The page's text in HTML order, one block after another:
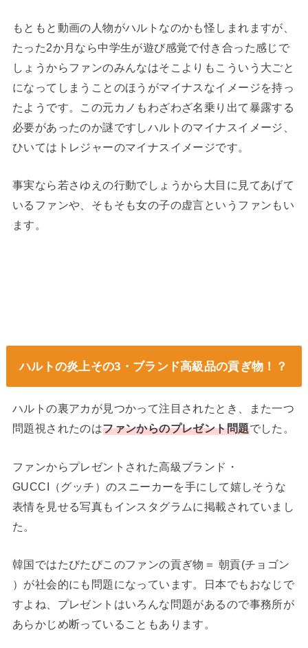
もともと動画の人物がハルトなのかも怪しまれますが、
たった2か月なら中学生が遊び感覚で付き合った感じで
しょうからファンのみんなはそこよりもこういう大ごと
になってしまうことのほうがマイナスなイメージを持っ
たようです。この元カノもわざわざ名乗り出て暴露する
必要があったのか謎ですしハルトのマイナスイメージ、
ひいてはトレジャーのマイナスイメージです。
事実なら若さゆえの行動でしょうから大目に見てあげて
いるファンや、そもそも女の子の虚言というファンもい
ます。
ハルトの炎上その3・ブランド高級品の貢ぎ物！？
ハルトの裏アカが見つかって注目されたとき、また一つ
問題視されたのはファンからのプレゼント問題でした。
ファンからプレゼントされた高級ブランド・
GUCCI（グッチ）のスニーカーを手にして嬉しそうな
表情を見せる写真もインスタグラムに掲載されていまし
た。
韓国ではたびたびこのファンの貢ぎ物＝ 朝貢(チョゴン
）が社会的にも問題になっています。日本でもおなじで
すよね、プレゼントはいろんな問題があるので事務所が
あらかじめ断っていることもあります。